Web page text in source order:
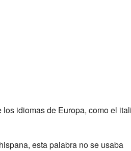
idiomas de Europa, como el
esta palabra no se usaba